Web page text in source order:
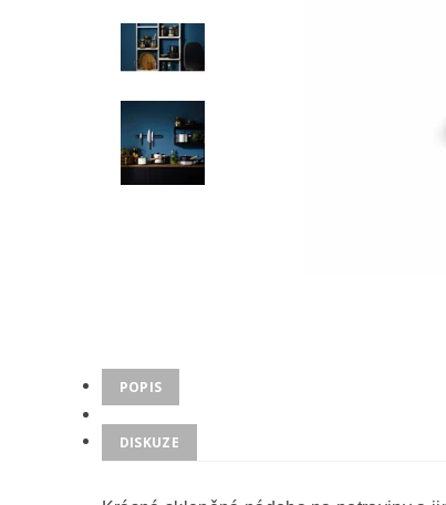
POPIS
DISKUZE